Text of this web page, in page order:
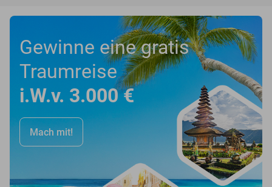
Gewinne eine gratis
Traumreise
i.W.v. 3.000 €
Mach mit!